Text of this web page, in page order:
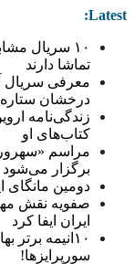
Latest:
۱۰ سریال
تماشا دارند
معرفی سریال
درخشان
زندگی‌نامه
کتاب‌های او
مراسم
برگزار می‌شود
دومین مانگای
صفویه نقش
ایران ایفا کرد
سورپرایزها!